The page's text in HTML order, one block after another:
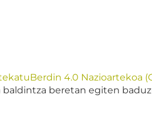
4.0 Nazioartekoa
baldintza beretan egiten